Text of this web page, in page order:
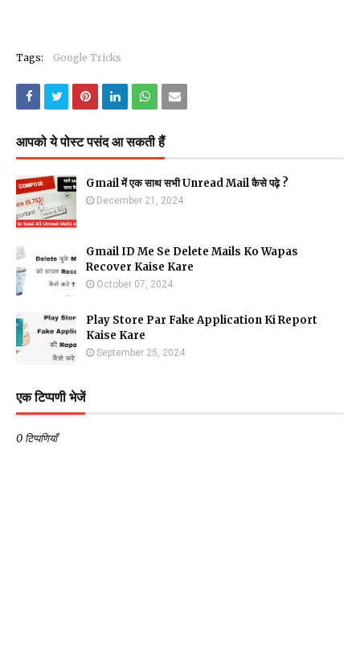
Tags: Google Tricks
आपको ये पोस्ट पसंद आ सकती हैं
Gmail में एक साथ सभी Unread Mail कैसे पढ़े ?
December 21, 2024
Gmail ID Me Se Delete Mails Ko Wapas
Recover Kaise Kare
October 07, 2024
Play Store Par Fake Application Ki Report
Kaise Kare
September 25, 2024
एक टिप्पणी भेजें
0 टिप्पणियाँ